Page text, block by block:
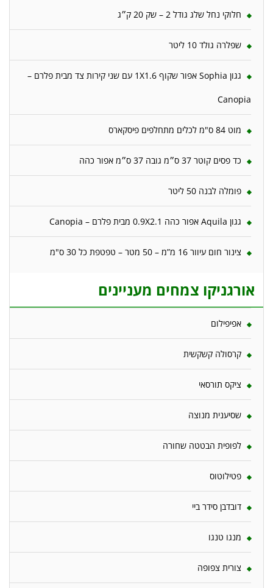
חלוקי נחל שלג גודל 2 – שק 20 ק״ג
שפלרה גולד 10 ליטר
גגון Sophia אפור שקוף 1X1.6 עם שני קירות צד מבית פלרם –
Canopia
מוט 84 ס"מ לכלים מתחלפים פיסקארס
כד פסים קוטר 37 ס״מ גובה 37 ס״מ אפור כהה
פומלה לבנה 50 ליטר
גגון Aquila אפור כהה 0.9X2.1 מבית פלרם – Canopia
צינור חום עיוור 16 מ”מ – 50 מטר – טפטפת כל 30 ס"מ
אורגניקו צמחים מעניינים
אפיפילום
קרסולה קשקשית
ציקס תורסאי
שסיענית מנוצה
לפופית הבטטה שחורה
פטילוטוס
דובדבן סידר ביי
מנגו טנגו
צורית צפופה